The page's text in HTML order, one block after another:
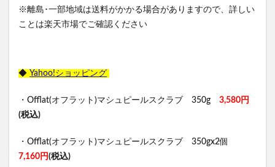
※離島･一部地域は送料がかかる場合がありますので、詳しい
ことは楽天市場でご確認ください
◆ Yahoo!ショッピング
・Offlat(オフラット)マシュピールスクラブ 350g 3,580円
(税込)
・Offlat(オフラット)マシュピールスクラブ 350gx2個
7,160円(税込)